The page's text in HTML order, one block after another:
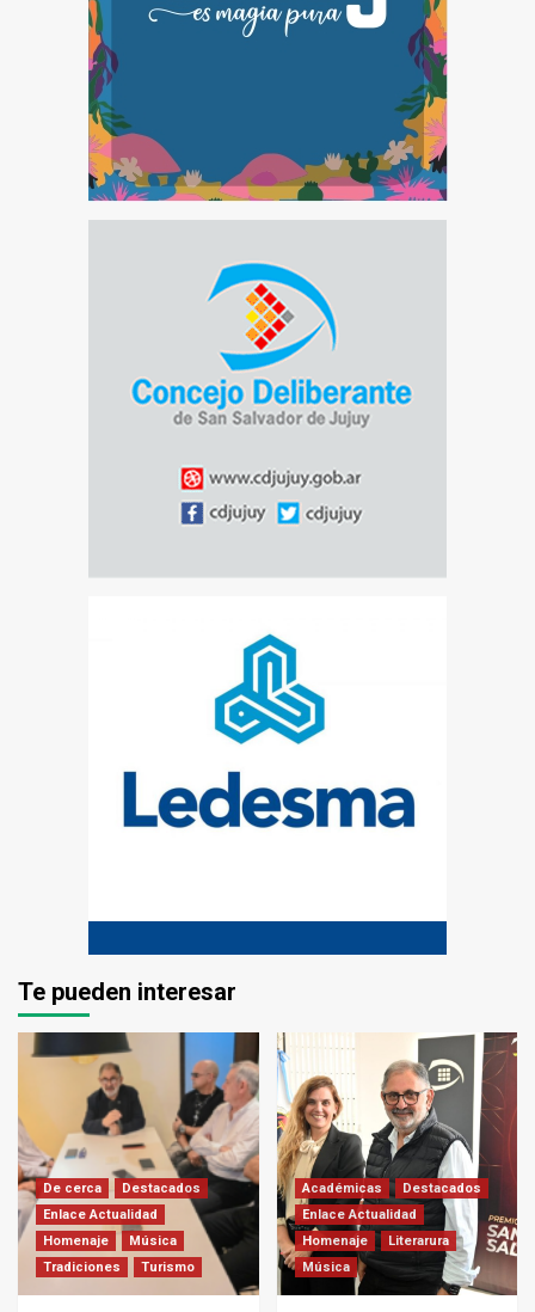
Te pueden interesar
De cerca
Destacados
Enlace Actualidad
Homenaje
Música
Tradiciones
Turismo
Académicas
Destacados
Enlace Actualidad
Homenaje
Literarura
Música